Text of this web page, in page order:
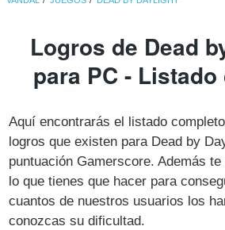
Logros de Dead
para PC -
Aquí encontrarás el listado
logros que existen para Dead by
puntuación Gamerscore. Además
lo que tienes que hacer para
cuantos de nuestros usuarios los
conozcas su dificultad.